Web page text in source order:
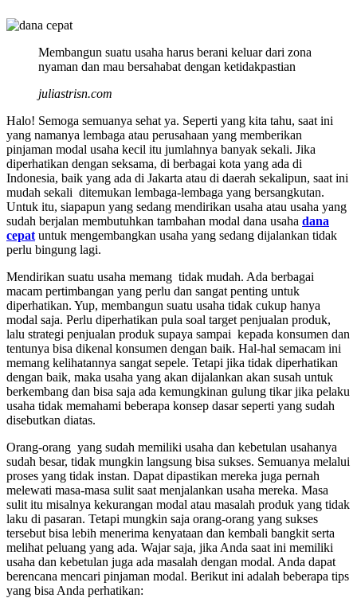
Membangun suatu usaha harus berani keluar dari zona
nyaman dan mau bersahabat dengan ketidakpastian
juliastrisn.com
Halo! Semoga semuanya sehat ya. Seperti yang kita tahu, saat ini
yang namanya lembaga atau perusahaan yang memberikan
pinjaman modal usaha kecil itu jumlahnya banyak sekali. Jika
diperhatikan dengan seksama, di berbagai kota yang ada di
Indonesia, baik yang ada di Jakarta atau di daerah sekalipun, saat ini
mudah sekali ditemukan lembaga-lembaga yang bersangkutan.
Untuk itu, siapapun yang sedang mendirikan usaha atau usaha yang
sudah berjalan membutuhkan tambahan modal dana usaha dana
cepat untuk mengembangkan usaha yang sedang dijalankan tidak
perlu bingung lagi.
Mendirikan suatu usaha memang tidak mudah. Ada berbagai
macam pertimbangan yang perlu dan sangat penting untuk
diperhatikan. Yup, membangun suatu usaha tidak cukup hanya
modal saja. Perlu diperhatikan pula soal target penjualan produk,
lalu strategi penjualan produk supaya sampai kepada konsumen dan
tentunya bisa dikenal konsumen dengan baik. Hal-hal semacam ini
memang kelihatannya sangat sepele. Tetapi jika tidak diperhatikan
dengan baik, maka usaha yang akan dijalankan akan susah untuk
berkembang dan bisa saja ada kemungkinan gulung tikar jika pelaku
usaha tidak memahami beberapa konsep dasar seperti yang sudah
disebutkan diatas.
Orang-orang yang sudah memiliki usaha dan kebetulan usahanya
sudah besar, tidak mungkin langsung bisa sukses. Semuanya melalui
proses yang tidak instan. Dapat dipastikan mereka juga pernah
melewati masa-masa sulit saat menjalankan usaha mereka. Masa
sulit itu misalnya kekurangan modal atau masalah produk yang tidak
laku di pasaran. Tetapi mungkin saja orang-orang yang sukses
tersebut bisa lebih menerima kenyataan dan kembali bangkit serta
melihat peluang yang ada. Wajar saja, jika Anda saat ini memiliki
usaha dan kebetulan juga ada masalah dengan modal. Anda dapat
berencana mencari pinjaman modal. Berikut ini adalah beberapa tips
yang bisa Anda perhatikan: